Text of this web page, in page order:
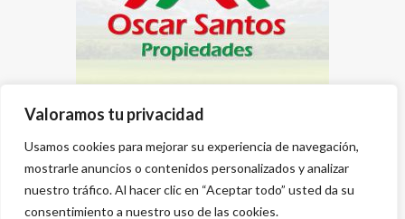
Valoramos tu privacidad
Usamos cookies para mejorar su experiencia de navegación,
mostrarle anuncios o contenidos personalizados y analizar
nuestro tráfico. Al hacer clic en “Aceptar todo” usted da su
consentimiento a nuestro uso de las cookies.